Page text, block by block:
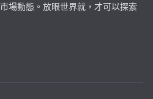
場動態。放眼世界就，才可以探索